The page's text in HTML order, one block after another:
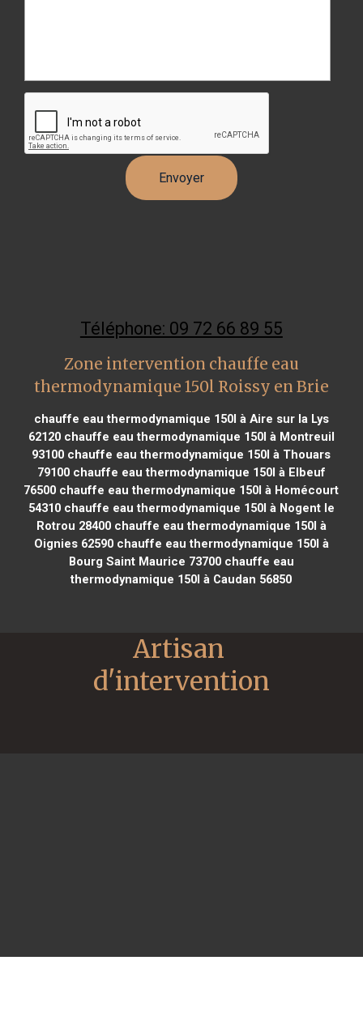
Téléphone: 09 72 66 89 55
Zone intervention chauffe eau
thermodynamique 150l Roissy en Brie
chauffe eau thermodynamique 150l à Aire sur la Lys
62120chauffe eau thermodynamique 150l à Montreuil
93100 chauffe eau thermodynamique 150l à Thouars
79100chauffe eau thermodynamique 150l à Elbeuf
76500 chauffe eau thermodynamique 150l à Homécourt
54310chauffe eau thermodynamique 150l à Nogent le
Rotrou 28400chauffe eau thermodynamique 150l à
Oignies 62590chauffe eau thermodynamique 150l à
Bourg Saint Maurice 73700chauffe eau
thermodynamique 150l à Caudan 56850
Artisan
d'intervention